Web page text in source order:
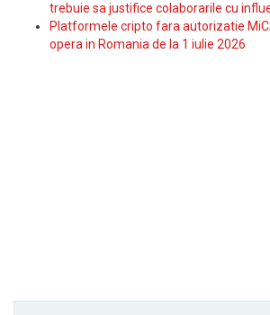
trebuie sa justifice colaborarile cu
Platformele cripto fara autorizatie
opera in Romania de la 1 iulie 2026